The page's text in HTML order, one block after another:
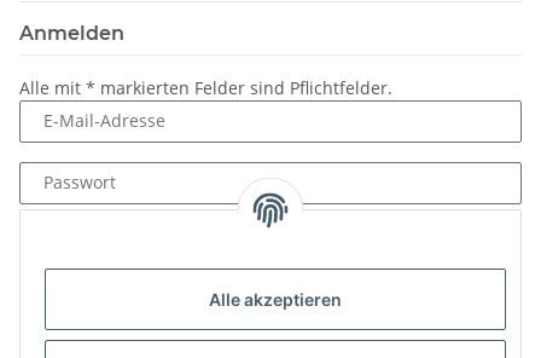
Alle akzeptieren
Anmelden
Alle mit * markierten Felder sind Pflichtfelder.
E-Mail-Adresse
Passwort
Neu hier?Jetzt registrieren!